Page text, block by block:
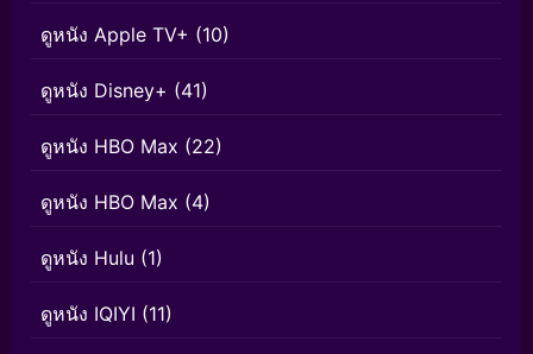
ดูหนัง Apple TV+ (10)
ดูหนัง Disney+ (41)
ดูหนัง HBO Max (22)
ดูหนัง HBO Max (4)
ดูหนัง Hulu (1)
ดูหนัง IQIYI (11)